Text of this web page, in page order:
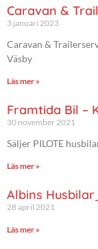
Caravan &
3 januari 2023
Caravan &
Väsby
Läs mer »
Framtida Bil –
30 november 2021
Säljer PILOTE
Läs mer »
Albins
28 april 2021
Läs mer »